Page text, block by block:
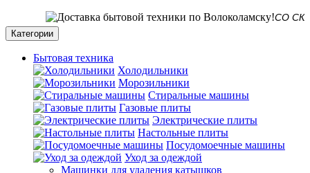
СО СКЛАДА
Категории
Бытовая техника
Холодильники
Морозильники
Стиральные машины
Газовые плиты
Электрические плиты
Настольные плиты
Посудомоечные машины
Уход за одеждой
Машинки для удаления катышков